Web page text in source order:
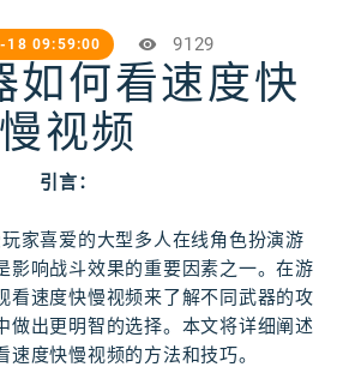
18 09:59:00 9129
如何看速度快
慢视频
引言：
家喜爱的大型多人在线角色扮演游
影响战斗效果的重要因素之一。在游
看速度快慢视频来了解不同武器的攻
做出更明智的选择。本文将详细阐述
速度快慢视频的方法和技巧。